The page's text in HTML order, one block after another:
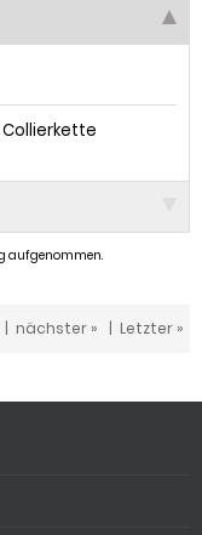
Collierkette
aufgenommen.
| nächster » | Letzter »